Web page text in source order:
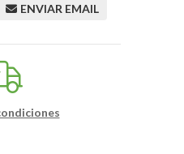
ENVIAR EMAIL